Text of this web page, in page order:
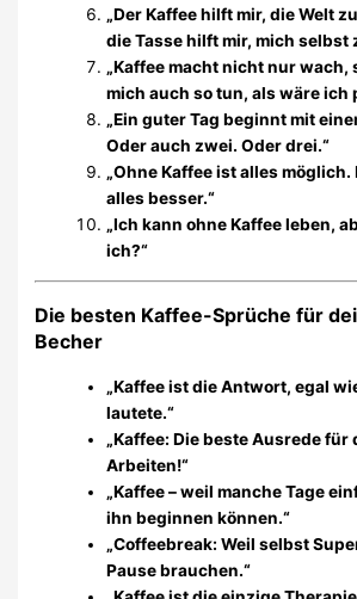
„Der Kaffee hilft mir, die Welt
die Tasse hilft mir, mich selbst
„Kaffee macht nicht nur wach,
mich auch so tun, als wäre ich
„Ein guter Tag beginnt mit
Oder auch zwei. Oder drei.“
„Ohne Kaffee ist alles
alles besser.“
„Ich kann ohne Kaffee leben,
ich?“
Die besten Kaffee-Sprüche für
Becher
„Kaffee ist die Antwort, egal
lautete.“
„Kaffee: Die beste Ausrede für
Arbeiten!“
„Kaffee – weil manche Tage
ihn beginnen können.“
„Coffeebreak: Weil selbst
Pause brauchen.“